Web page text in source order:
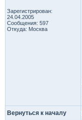
Зарегистрирован:
24.04.2005
Сообщения: 597
Откуда: Москва
Вернуться к началу